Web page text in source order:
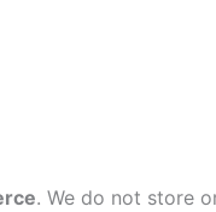
. We do not store